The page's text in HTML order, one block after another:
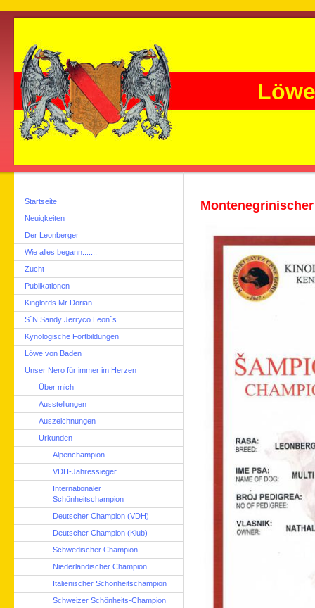
Startseite
Neuigkeiten
Der Leonberger
Wie alles begann.......
Zucht
Publikationen
Kinglords Mr Dorian
S´N Sandy Jerryco Leon´s
Kynologische Fortbildungen
Löwe von Baden
Unser Nero für immer im Herzen
Über mich
Ausstellungen
Auszeichnungen
Urkunden
Alpenchampion
VDH-Jahressieger
Internationaler
Schönheitschampion
Deutscher Champion (VDH)
Deutscher Champion (Klub)
Schwedischer Champion
Niederländischer Champion
Italienischer Schönheitschampion
Schweizer Schönheits-Champion